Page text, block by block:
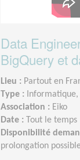
Data
BigQuery et
Lieu : Partout en
Type :
Informatique,
Association : Eiko
Date :
Tout le temps
Disponibilité
prolongation